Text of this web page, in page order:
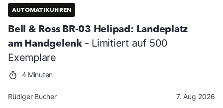
AUTOMATIKUHREN
Bell & Ross BR-03 Helipad: Landeplatz
am Handgelenk - Limitiert auf 500
Exemplare
4 Minuten
Rüdiger Bucher 7. Aug 2026